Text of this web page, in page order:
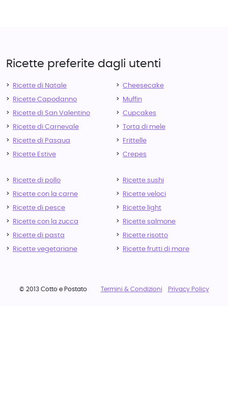
Ricette preferite dagli utenti
Ricette di Natale
Ricette Capodanno
Ricette di San Valentino
Ricette di Carnevale
Ricette di Pasqua
Ricette Estive
Cheesecake
Muffin
Cupcakes
Torta di mele
Frittelle
Crepes
Ricette di pollo
Ricette con la carne
Ricette di pesce
Ricette con la zucca
Ricette di pasta
Ricette vegetariane
Ricette sushi
Ricette veloci
Ricette light
Ricette salmone
Ricette risotto
Ricette frutti di mare
© 2013 Cotto e Postato Termini & Condizioni Privacy Policy